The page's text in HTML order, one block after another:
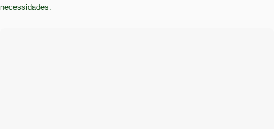
avançados devem buscar opções mais recentes no
necessidades.